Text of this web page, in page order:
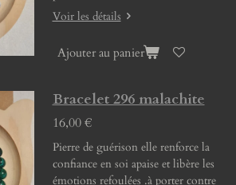
Voir les détails
Ajouter au panier
Bracelet 296 malachite
16,00 €
Pierre de guérison elle renforce la
confiance en soi apaise et libère les
émotions refoulées .à porter contre